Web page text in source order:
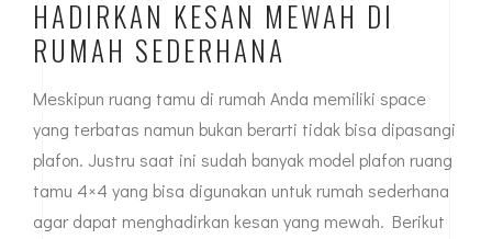
HADIRKAN KESAN MEWAH DI
RUMAH SEDERHANA
Meskipun ruang tamu di rumah Anda memiliki space
yang terbatas namun bukan berarti tidak bisa dipasangi
plafon. Justru saat ini sudah banyak model plafon ruang
tamu 4×4 yang bisa digunakan untuk rumah sederhana
agar dapat menghadirkan kesan yang mewah. Berikut